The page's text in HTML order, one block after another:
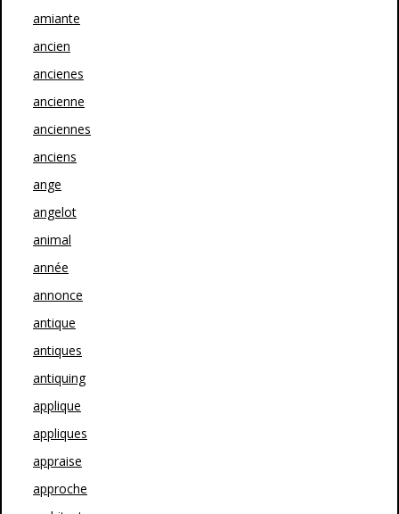
amiante
ancien
ancienes
ancienne
anciennes
anciens
ange
angelot
animal
année
annonce
antique
antiques
antiquing
applique
appliques
appraise
approche